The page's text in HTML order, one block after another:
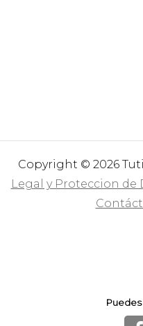
Copyright © 2026
Legal y Proteccion de